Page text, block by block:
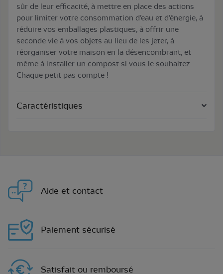
sûr de leur efficacité, à mettre en place des actions
pour limiter votre consommation d’eau et d’énergie, à
réduire vos emballages plastiques, à offrir une
seconde vie à vos objets au lieu de les jeter, à
réorganiser votre maison en la désencombrant, et
même à installer un compost si vous le souhaitez.
Chaque petit pas compte !
Caractéristiques
Aide et contact
Paiement sécurisé
Satisfait ou remboursé